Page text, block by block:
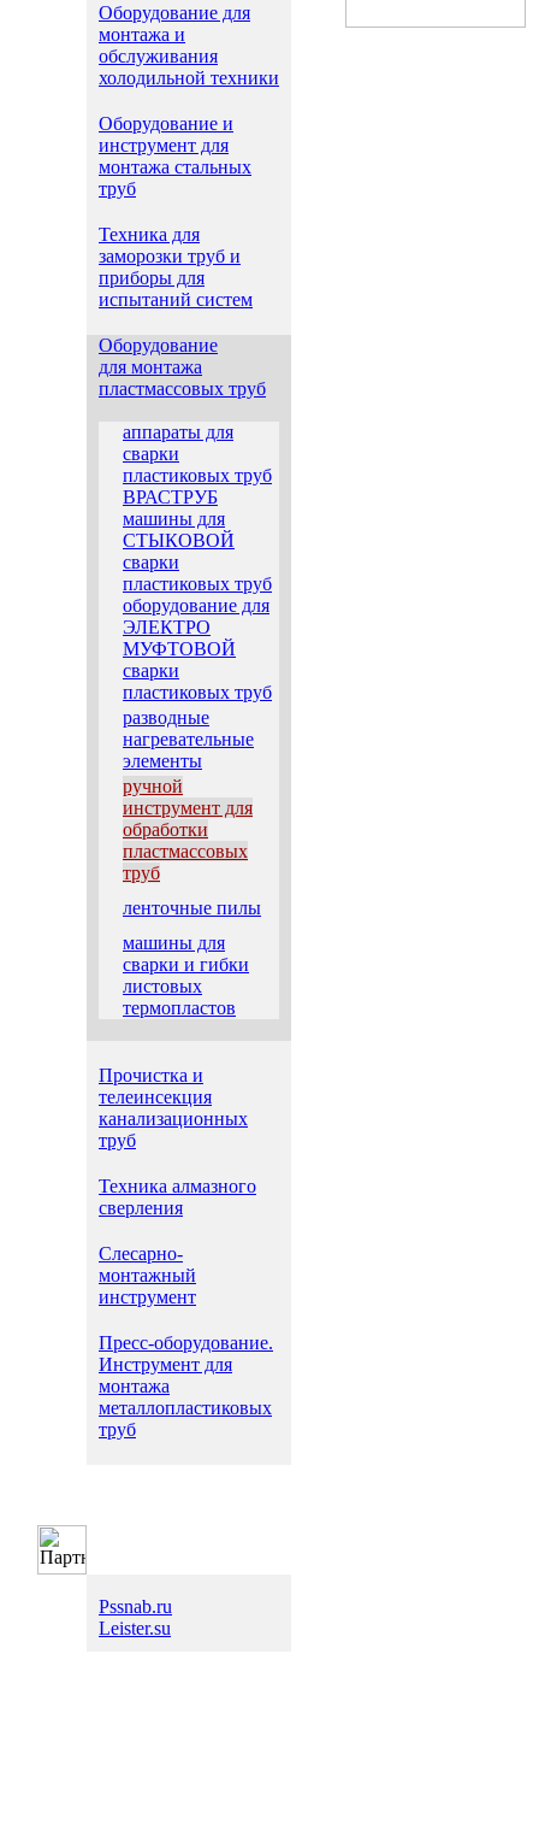
Оборудование для
монтажа и
обслуживания
холодильной техники
Оборудование и
инструмент для
монтажа стальных
труб
Техника для
заморозки труб и
приборы для
испытаний систем
Оборудование
для монтажа
пластмассовых труб
аппараты для
сварки
пластиковых труб
ВРАСТРУБ
машины для
СТЫКОВОЙ
сварки
пластиковых труб
оборудование для
ЭЛЕКТРО
МУФТОВОЙ
сварки
пластиковых труб
разводные
нагревательные
элементы
ручной
инструмент для
обработки
пластмассовых
труб
ленточные пилы
машины для
сварки и гибки
листовых
термопластов
Прочистка и
телеинсекция
канализационных
труб
Техника алмазного
сверления
Слесарно-
монтажный
инструмент
Пресс-оборудование.
Инструмент для
монтажа
металлопластиковых
труб
Pssnab.ru
Leister.su